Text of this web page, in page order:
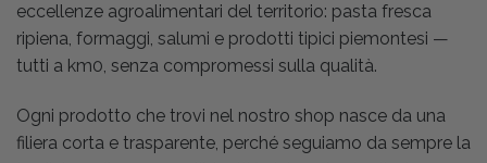
eccellenze agroalimentari del territorio: pasta fresca
ripiena, formaggi, salumi e prodotti tipici piemontesi —
tutti a km0, senza compromessi sulla qualità.
Ogni prodotto che trovi nel nostro shop nasce da una
filiera corta e trasparente, perché seguiamo da sempre la